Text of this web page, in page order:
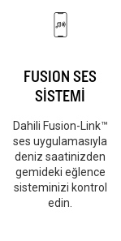
FUSION SES
SİSTEMİ
Dahili Fusion-Link™
ses uygulamasıyla
deniz saatinizden
gemideki eğlence
sisteminizi kontrol
edin.